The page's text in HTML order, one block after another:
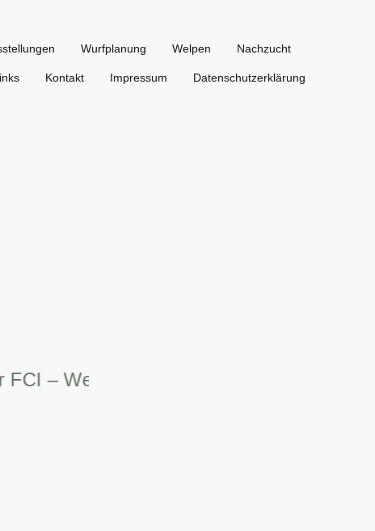
Wurfplanung Welpen Nachzucht
Kontakt Impressum Datenschutzerklärung
Weltsiegerin.